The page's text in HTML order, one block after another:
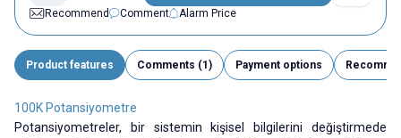
Recommend
Comment Alarm Price
Product features Comments (1) Payment options
100K Potansiyometre
Potansiyometreler, bir sistemin kişisel bilgilerini değiştirmede